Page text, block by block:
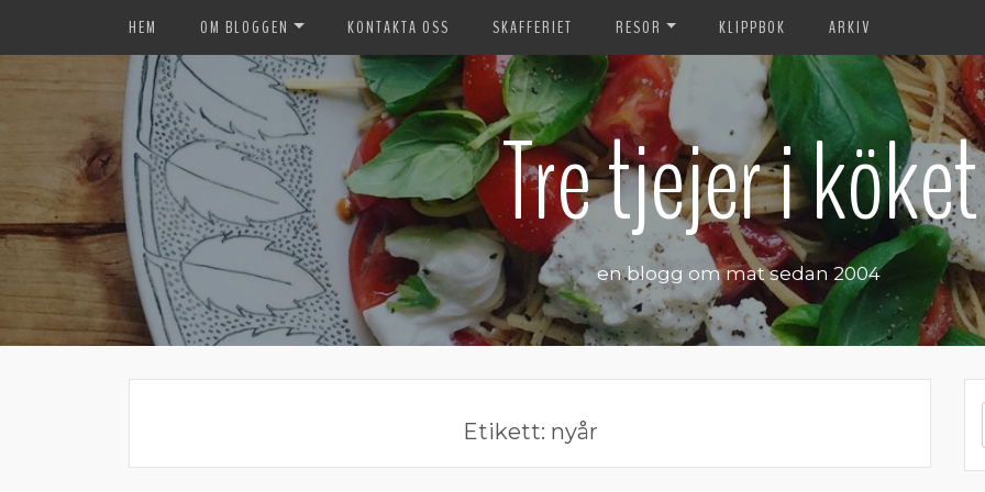
HEM OM BLOGGEN KONTAKTA OSS SKAFFERIET RESOR KLIPPBOK ARKIV
Tre tjejer i köket
en blogg om mat sedan 2004
Etikett: nyår